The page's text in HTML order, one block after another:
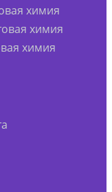
химия
химия
химия